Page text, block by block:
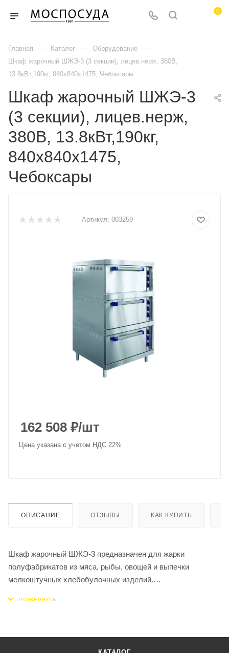
0
Главная — Каталог — Оборудование —
Шкаф жарочный ШЖЭ-3 (3 секции), лицев.нерж, 380В,
13.8кВт,190кг, 840х840х1475, Чебоксары
Шкаф жарочный ШЖЭ-3
(3 секции), лицев.нерж,
380В, 13.8кВт,190кг,
840х840х1475,
Чебоксары
Артикул: 003259
162 508 ₽/шт
Цена указана с учетом НДС 22%
ОПИСАНИЕ ОТЗЫВЫ КАК КУПИТЬ
Шкаф жарочный ШЖЭ-3 предназначен для жарки
полуфабрикатов из мяса, рыбы, овощей и выпечки
мелкоштучных хлебобулочных изделий.